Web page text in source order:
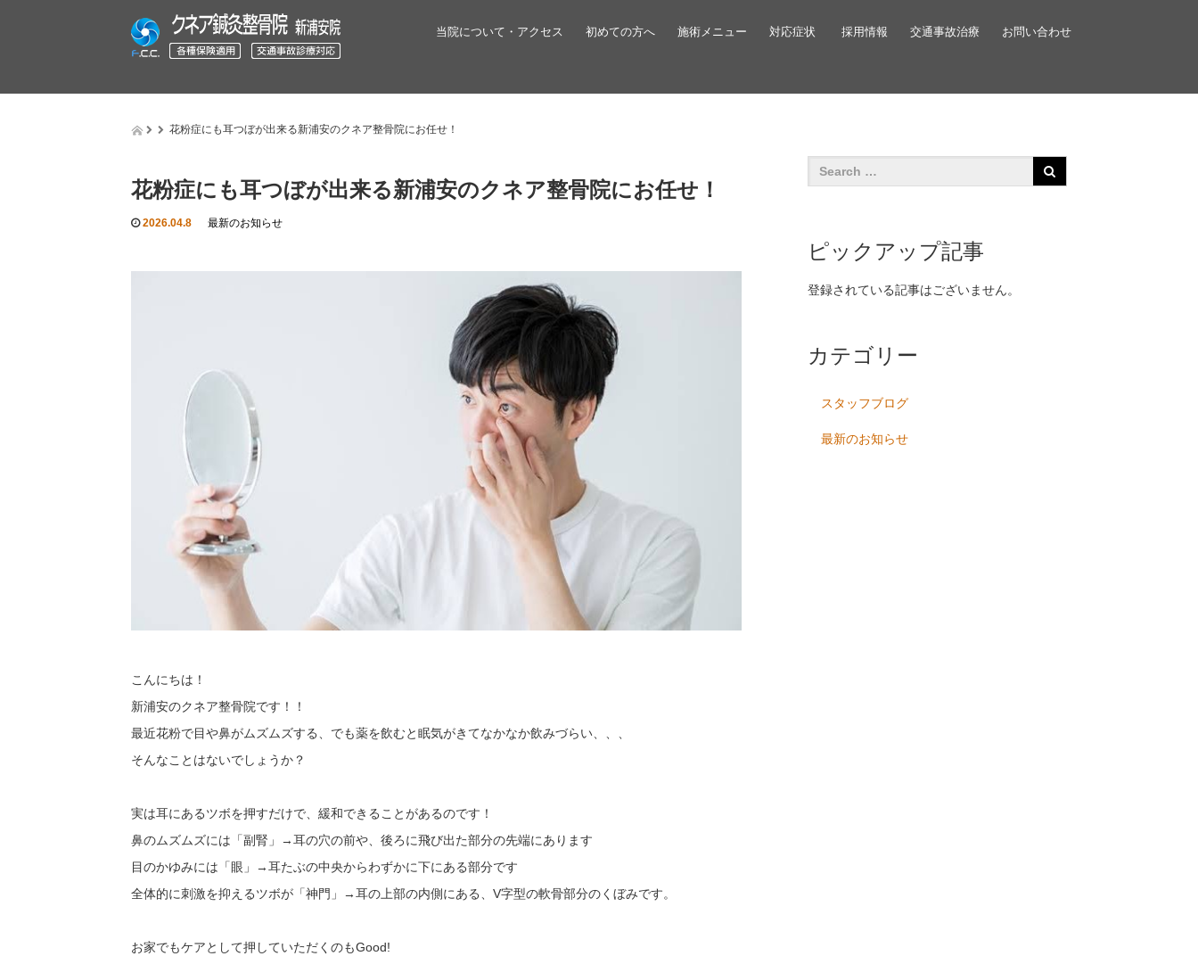
当院について・アクセス 初めての方へ 施術メニュー 対応症状 採用情報 交通事故治療 お問い合わせ
花粉症にも耳つぼが出来る新浦安のクネア整骨院にお任せ！
花粉症にも耳つぼが出来る新浦安のクネア整骨院にお任せ！
2026.04.8 最新のお知らせ
こんにちは！
新浦安のクネア整骨院です！！
最近花粉で目や鼻がムズムズする、でも薬を飲むと眠気がきてなかなか飲みづらい、、、
そんなことはないでしょうか？
実は耳にあるツボを押すだけで、緩和できることがあるのです！
鼻のムズムズには「副腎」→耳の穴の前や、後ろに飛び出た部分の先端にあります
目のかゆみには「眼」→耳たぶの中央からわずかに下にある部分です
全体的に刺激を抑えるツボが「神門」→耳の上部の内側にある、V字型の軟骨部分のくぼみです。
お家でもケアとして押していただくのもGood!
ピックアップ記事
登録されている記事はございません。
カテゴリー
スタッフブログ
最新のお知らせ